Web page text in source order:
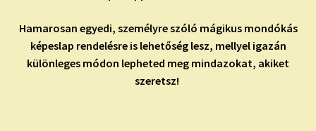
Hamarosan egyedi, személyre szóló mágikus mondókás
képeslap rendelésre is lehetőség lesz, mellyel igazán
különleges módon lepheted meg mindazokat, akiket
szeretsz!